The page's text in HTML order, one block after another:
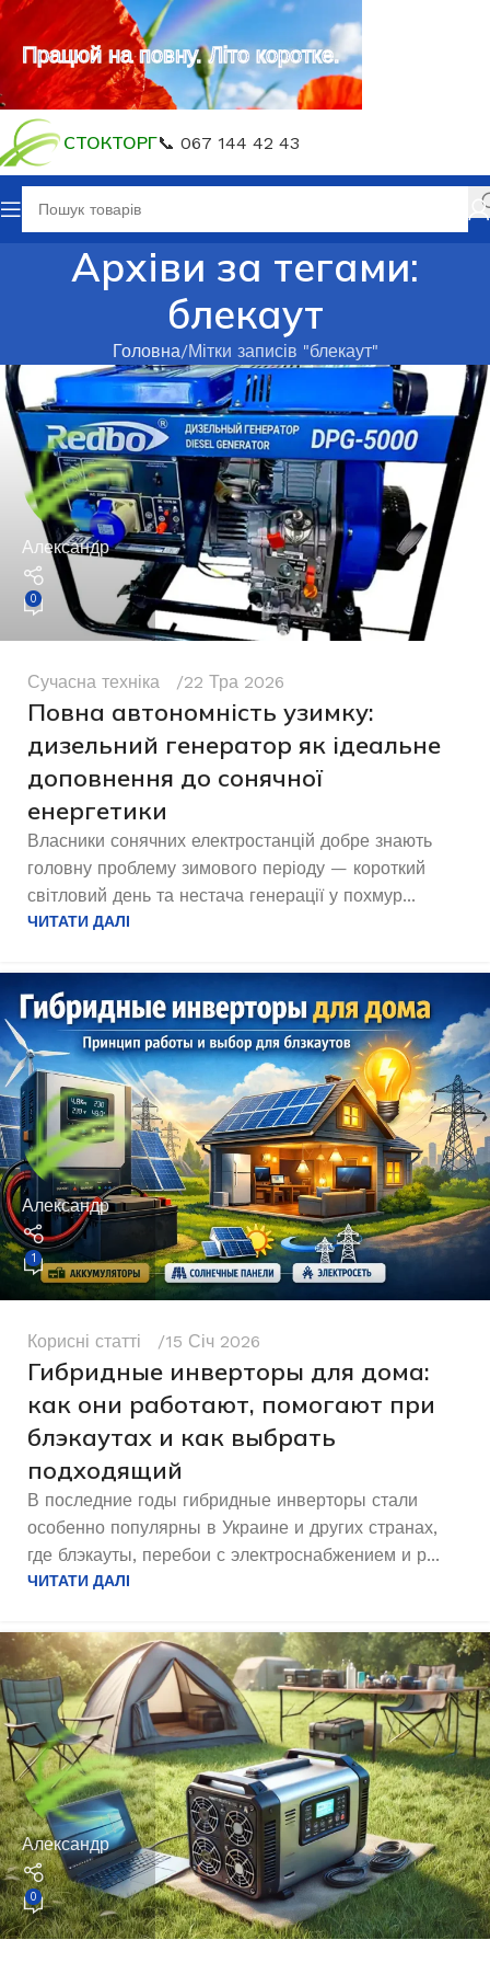
СТОКТОРГ📞 067 144 42 43
Архіви за тегами:
блекаут
Головна Мітки записів "блекаут"
Александр
0
Сучасна техніка 22 Тра 2026
Повна автономність узимку:
дизельний генератор як ідеальне
доповнення до сонячної
енергетики
Власники сонячних електростанцій добре знають
головну проблему зимового періоду — короткий
світловий день та нестача генерації у похмур...
ЧИТАТИ ДАЛІ
Александр
1
Корисні статті 15 Січ 2026
Гибридные инверторы для дома:
как они работают, помогают при
блэкаутах и как выбрать
подходящий
В последние годы гибридные инверторы стали
особенно популярны в Украине и других странах,
где блэкауты, перебои с электроснабжением и р...
ЧИТАТИ ДАЛІ
Александр
0
Працюй на повну. Літо коротке.